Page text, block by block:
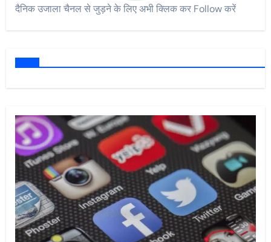
दैनिक उजाला चैनल से जुड़ने के लिए अभी क्लिक कर Follow करें